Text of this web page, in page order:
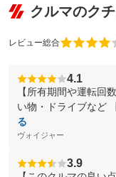
クルマのクチ
レビュー総合
4.1
【所有期間や運転回
い物・ドライブなど
る
ヴォイジャー
3.9